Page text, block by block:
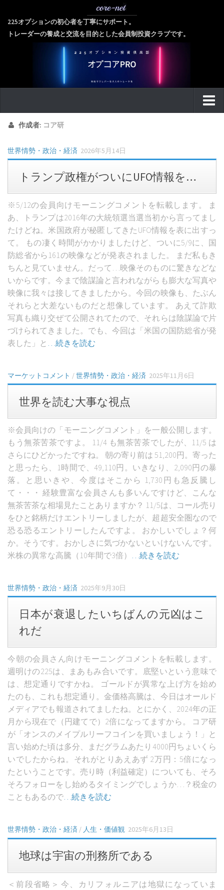
225オプションの初心者を丁寧にサポート。
トレーダーの養成と交流を目的とした会員制投資クラブです。
home
ご挨拶に代えて
会社概要
代表者紹介
個人情報保護方針
金融商品取引法に基づく表記
金融ADR制度への対応
お客様本位の業務運営を実現するための取り組み方針
concept
コア研の役割と夢
会員のリアルな感想
Q&A
trade
圧倒的な勝率のコール売り戦略
大暴落でひと財産つくるファープット買い戦略
著書：世界一やさしいオプション取引の教科書
225オプションセミナー動画（基礎編）
225オプションセミナー動画（実践編）
セミナー動画（基礎編）前編
セミナー動画（基礎編）後編
セミナー動画（実践編）前編
セミナー動画（実践編）後編
作成者: コア研
世界情勢・政治・経済 2026年5月14日
トランプ政権がついにUFO情報を…
※5/12の会員向けモーニングコメントを転載します。 ま
あ、トランプは2016年の大統領選当選当初から言ってまし
たけどね。米国政府が秘匿してきたUFO情報を表に出すっ
て。 もの凄く時間がかかりましたけど、ついに5/9に、国
防総省から161の映像などが発表されました。 まだ私もき
ちんと見ていません。だって…映像そのものに驚きなどな
いからです。今まで陰謀論と言われながらも膨大な写真や
映像に我々は接してきましたから。今回の映像も、たぶん
それらと大差ないものだと想像しています。 あえて詐欺
写真も織り交ぜて公開されてたので、それらは陰謀論で片
づけられてきました。でも、今回は「米国の国防総省が発
表した」と …続きを読む
マーケットコメント /世界情勢・政治・経済 2025年11月6日
世界を読む大事な視点
※会員向けの「モーニングコメント」を一般公開します。
もう無茶苦茶ですよ。 11/4 も無茶苦茶でしたが、11/5 は
さらにひどかったですね。 朝の寄り前は 51,200円。寄った
と思ったら、1時間で、49,110円。いきなり、2,090円の暴
落。と思いきや、今度はそこから 1,730円も急反騰し
て・・・ 経験豊富な会員さんも多いんですけど、こんな
無茶苦茶な相場見たことありますか？ 11/5は、コール売り
をひと銘柄だけエントリーしましたが、超超安全圏なので
恐る恐るエントリーしたんですよ。 おかしいでしょ？何
か。そうです。おかしさに気づかないといけないんです。
米株の異常な高騰（10年間で3倍） …続きを読む
世界情勢・政治・経済 2025年9月30日
日本が衰退したいちばんの元凶はこ
れだ
今朝の会員さん向けモーニングコメントを転載します。
週明けの225は、まあもみ合いです。底堅いという意味で
は、想定通りですかね。 ゴールドが異常な上げ方を始め
たのも、これも想定通り。金価格高騰は、今日はオールド
メディアでも報道されてましたね。とにかく、2024年の正
月から現在で（円建てで）2倍になってますから。 コア研
が「オンスのメイプルリーフコインを買いましょう！」と
言い始めた頃は多分、まだグラムあたり4000円ちょいくら
いでしたからね。それがとりあえあず 2万円：5倍になっ
たということです。売り時（利益確定）についても、そろ
そろフォローをし始めるタイミングでしょうか…？税金の
こともあるので…続きを読む
世界情勢・政治・経済 / 人生・価値観 2025年6月13日
地球は宇宙の刑務所である
＜前段省略＞ 今、カリフォルニアは地獄になっていま